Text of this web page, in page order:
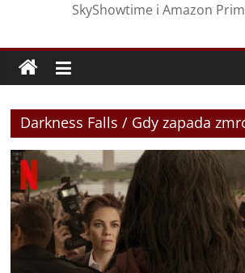
SkyShowtime i Amazon
Darkness Falls / Gdy zapada